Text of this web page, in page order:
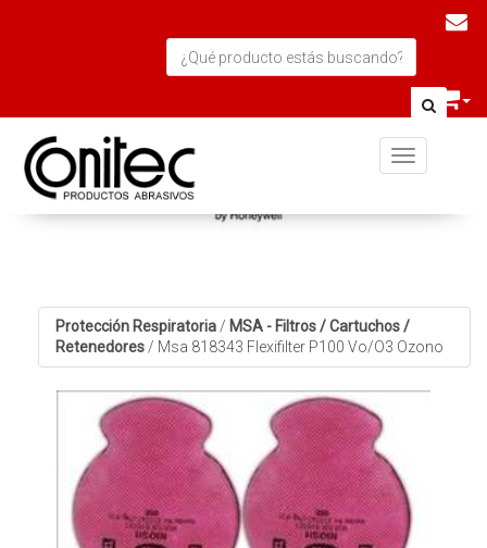
Toggle
Protección Respiratoria / MSA - Filtros / Cartuchos /
Retenedores / Msa 818343 Flexifilter P100 Vo/O3 Ozono